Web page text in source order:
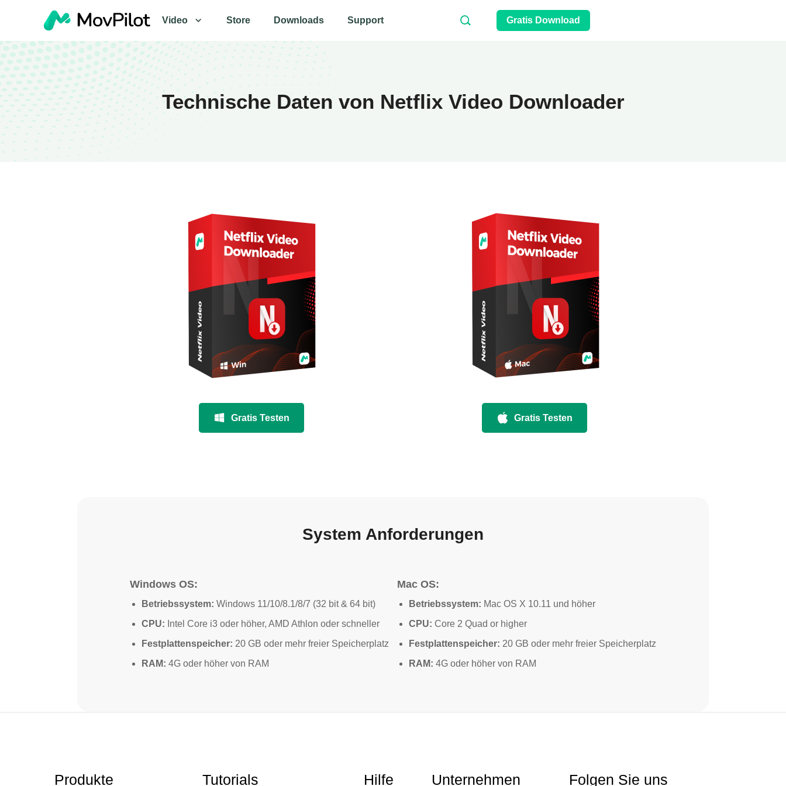
Video Store Downloads Support Gratis Download
Technische Daten von Netflix Video Downloader
Gratis Testen Gratis Testen
System Anforderungen
Windows OS:
Betriebssystem: Windows 11/10/8.1/8/7 (32 bit & 64 bit)
CPU: Intel Core i3 oder höher, AMD Athlon oder schneller
Festplattenspeicher: 20 GB oder mehr freier Speicherplatz
RAM: 4G oder höher von RAM
Mac OS:
Betriebssystem: Mac OS X 10.11 und höher
CPU: Core 2 Quad or higher
Festplattenspeicher: 20 GB oder mehr freier Speicherplatz
RAM: 4G oder höher von RAM
Produkte Tutorials Hilfe Unternehmen Folgen Sie uns